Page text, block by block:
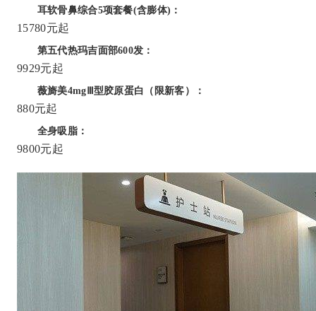
耳软骨鼻综合5项套餐(含膨体)：
15780元起
第五代热玛吉面部600发：
9929元起
薇旖美4mgⅢ型胶原蛋白（限新客）：
880元起
全身吸脂：
9800元起